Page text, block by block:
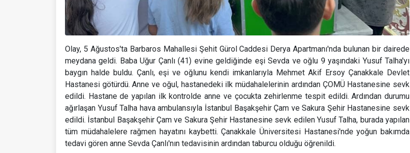
Olay, 5 Ağustos'ta Barbaros Mahallesi Şehit Gürol Caddesi Derya Apartmanı'nda bulunan bir dairede
meydana geldi. Baba Uğur Çanlı (41) evine geldiğinde eşi Sevda ve oğlu 9 yaşındaki Yusuf Talha'yı
baygın halde buldu. Çanlı, eşi ve oğlunu kendi imkanlarıyla Mehmet Akif Ersoy Çanakkale Devlet
Hastanesi götürdü. Anne ve oğul, hastanedeki ilk müdahalelerinin ardından ÇOMÜ Hastanesine sevk
edildi. Hastane de yapılan ilk kontrolde anne ve çocukta zehirlenme tespit edildi. Ardından durumu
ağırlaşan Yusuf Talha hava ambulansıyla İstanbul Başakşehir Çam ve Sakura Şehir Hastanesine sevk
edildi. İstanbul Başakşehir Çam ve Sakura Şehir Hastanesine sevk edilen Yusuf Talha, burada yapılan
tüm müdahalelere rağmen hayatını kaybetti. Çanakkale Üniversitesi Hastanesi'nde yoğun bakımda
tedavi gören anne Sevda Çanlı'nın tedavisinin ardından taburcu olduğu öğrenildi.